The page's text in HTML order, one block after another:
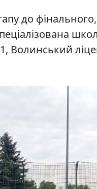
до
Волинський